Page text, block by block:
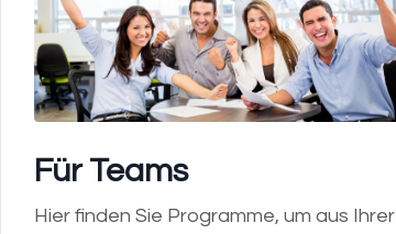
Für Teams
Hier finden Sie Programme, um aus Ihrer